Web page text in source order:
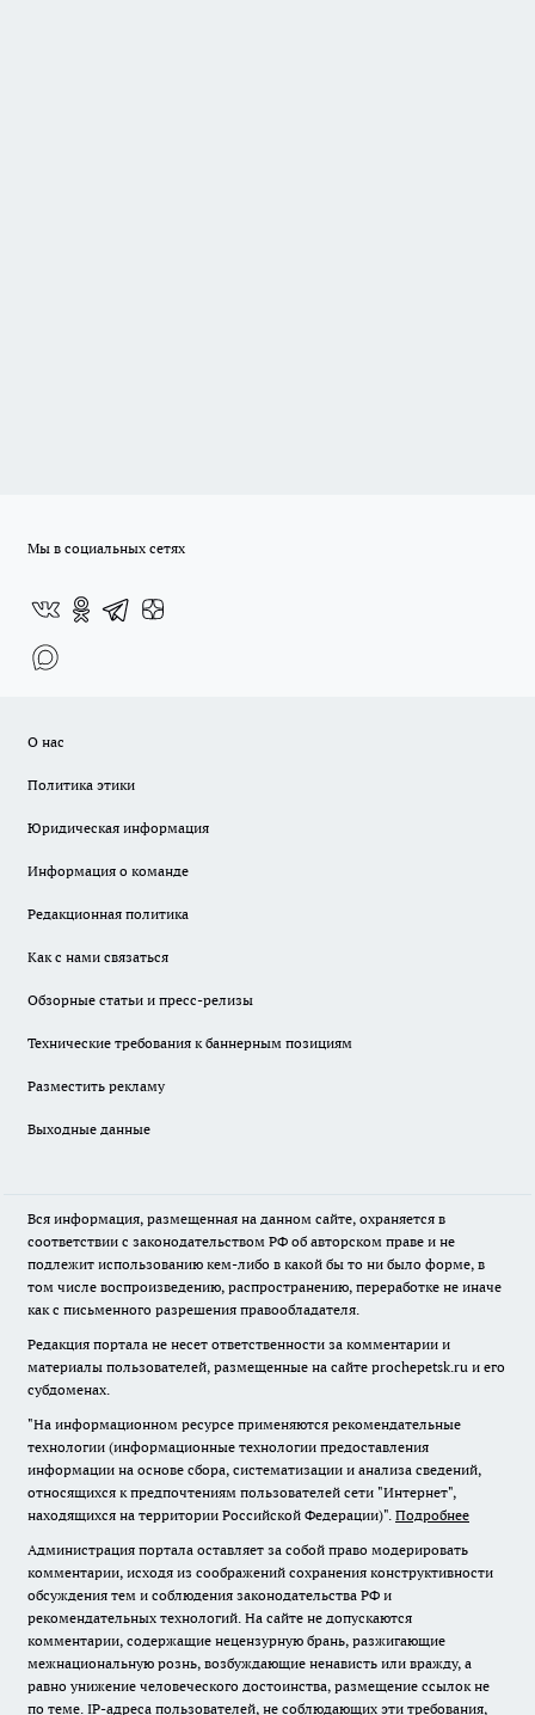
Мы в социальных сетях
О нас
Политика этики
Юридическая информация
Информация о команде
Редакционная политика
Как с нами связаться
Обзорные статьи и пресс-релизы
Технические требования к баннерным позициям
Разместить рекламу
Выходные данные
Вся информация, размещенная на данном сайте, охраняется в
соответствии с законодательством РФ об авторском праве и не
подлежит использованию кем-либо в какой бы то ни было форме, в
том числе воспроизведению, распространению, переработке не иначе
как с письменного разрешения правообладателя.
Редакция портала не несет ответственности за комментарии и
материалы пользователей, размещенные на сайте prochepetsk.ru и его
субдоменах.
"На информационном ресурсе применяются рекомендательные
технологии (информационные технологии предоставления
информации на основе сбора, систематизации и анализа сведений,
относящихся к предпочтениям пользователей сети "Интернет",
находящихся на территории Российской Федерации)". Подробнее
Администрация портала оставляет за собой право модерировать
комментарии, исходя из соображений сохранения конструктивности
обсуждения тем и соблюдения законодательства РФ и
рекомендательных технологий. На сайте не допускаются
комментарии, содержащие нецензурную брань, разжигающие
межнациональную рознь, возбуждающие ненависть или вражду, а
равно унижение человеческого достоинства, размещение ссылок не
по теме. IP-адреса пользователей, не соблюдающих эти требования,